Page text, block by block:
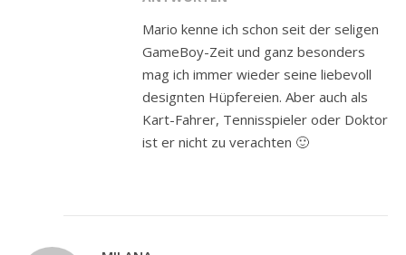
Mario kenne ich schon seit der seligen
GameBoy-Zeit und ganz besonders
mag ich immer wieder seine liebevoll
designten Hüpfereien. Aber auch als
Kart-Fahrer, Tennisspieler oder Doktor
ist er nicht zu verachten 🙂